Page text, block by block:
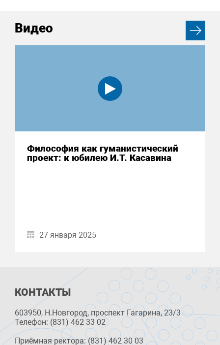
Видео
Философия как гуманистический
проект: к юбилею И.Т. Касавина
27 января 2025
КОНТАКТЫ
603950, Н.Новгород, проспект Гагарина, 23/3
Телефон: (831) 462 33 02
Приёмная ректора: (831) 462 30 03